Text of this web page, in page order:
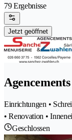
79 Ergebnisse
Jetzt geöffnet
Einrichtungen •
• Renovation •
Geschlossen